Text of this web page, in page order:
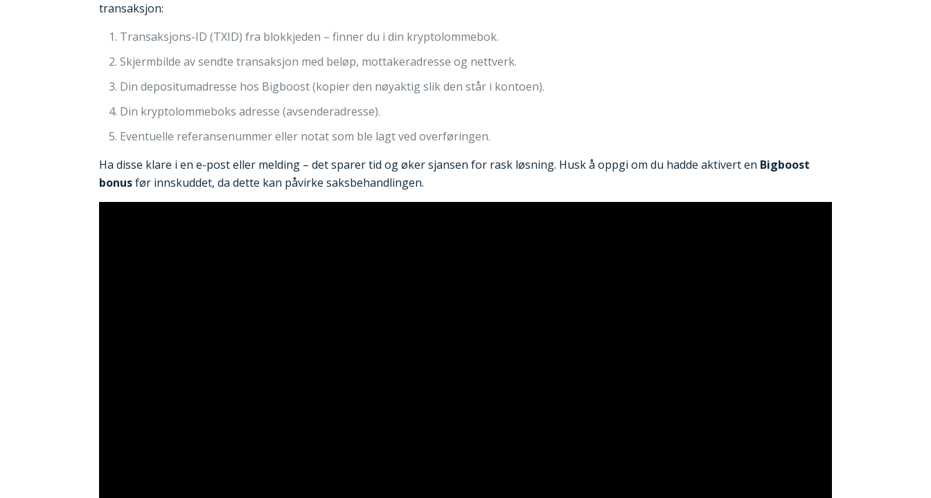
transaksjon:
Transaksjons-ID (TXID) fra blokkjeden – finner du i din kryptolommebok.
Skjermbilde av sendte transaksjon med beløp, mottakeradresse og nettverk.
Din depositumadresse hos Bigboost (kopier den nøyaktig slik den står i kontoen).
Din kryptolommeboks adresse (avsenderadresse).
Eventuelle referansenummer eller notat som ble lagt ved overføringen.
Ha disse klare i en e-post eller melding – det sparer tid og øker sjansen for rask løsning. Husk å oppgi om du hadde aktivert en Bigboost
bonusfør innskuddet, da dette kan påvirke saksbehandlingen.